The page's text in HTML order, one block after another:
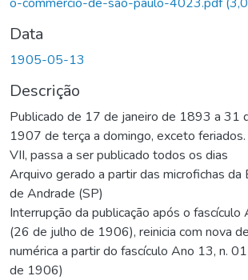
Data
1905-05-13
Descrição
Publicado de 17 de janeiro de 1893 a 31
1907 de terça a domingo, exceto
VII, passa a ser publicado todos os dias
Arquivo gerado a partir das microfichas da
de Andrade (SP)
Interrupção da publicação após o
(26 de julho de 1906), reinicia com nova
numérica a partir do fascículo Ano 13, n.
de 1906)